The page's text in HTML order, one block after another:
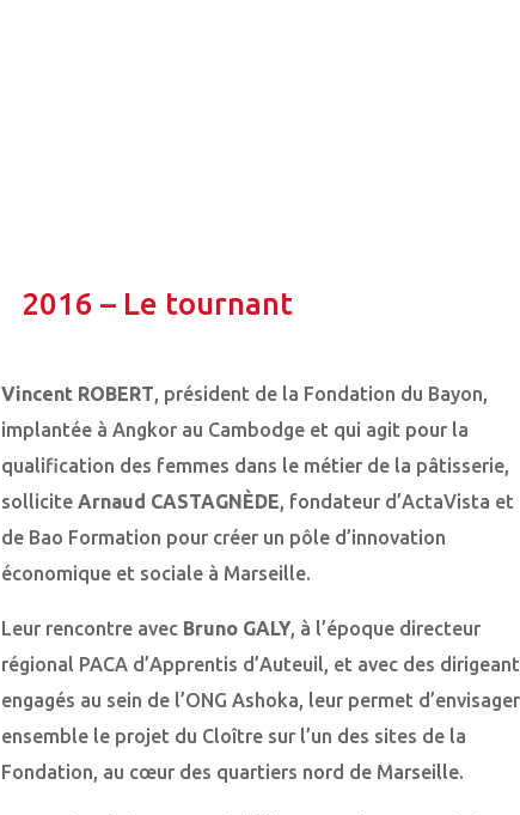
2016 – Le tournant
Vincent ROBERT , président de la Fondation du Bayon,
implantée à Angkor au Cambodge et qui agit pour la
qualification des femmes dans le métier de la pâtisserie,
sollicite
Arnaud CASTAGNÈDE , fondateur d’ActaVista et
de Bao Formation pour créer un pôle d’innovation
économique et sociale à Marseille.
Leur rencontre avec Bruno GALY, à l’époque directeur
régional PACA d’Apprentis d’Auteuil, et avec des dirigeants
engagés au sein de l’ONG Ashoka, leur permet d’envisager
ensemble le projet du Cloître sur l’un des sites de la
Fondation, au cœur des quartiers nord de Marseille.